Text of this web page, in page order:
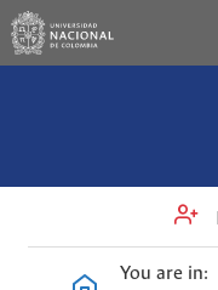
You are in: